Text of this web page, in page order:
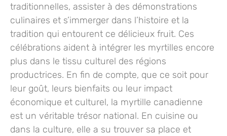
traditionnelles, assister à des démonstrations
culinaires et s’immerger dans l’histoire et la
tradition qui entourent ce délicieux fruit. Ces
célébrations aident à intégrer les myrtilles encore
plus dans le tissu culturel des régions
productrices. En fin de compte, que ce soit pour
leur goût, leurs bienfaits ou leur impact
économique et culturel, la myrtille canadienne
est un véritable trésor national. En cuisine ou
dans la culture, elle a su trouver sa place et